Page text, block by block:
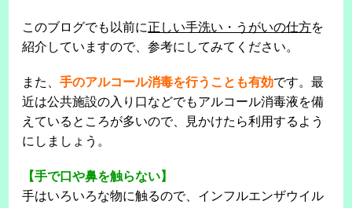
このブログでも以前に正しい手洗い・うがいの仕方を
紹介していますので、参考にしてみてください。
また、手のアルコール消毒を行うことも有効です。最
近は公共施設の入り口などでもアルコール消毒液を備
えているところが多いので、見かけたら利用するよう
にしましょう。
【手で口や鼻を触らない】
手はいろいろな物に触るので、インフルエンザウイル